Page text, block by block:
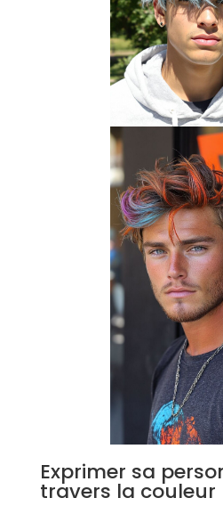
Exprimer sa
travers la couleur